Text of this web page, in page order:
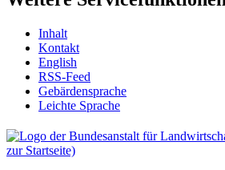
In­halt
Kon­takt
English
RSS-Feed
Ge­bär­den­spra­che
Leich­te Spra­che